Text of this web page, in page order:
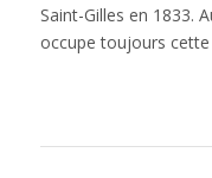
Saint-Gilles en 1833.
occupe toujours